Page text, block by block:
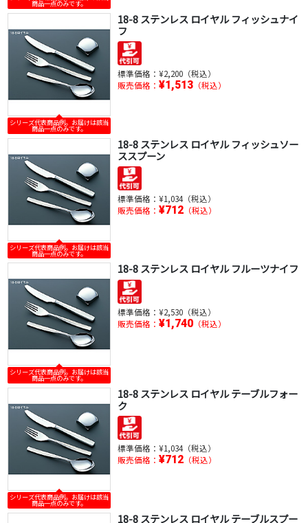
商品一点のみです。
シリーズ代表商品例。お届けは該当
商品一点のみです。
18-8 ステンレス ロイヤル フィッシュナイ
フ
標準価格： ¥2,200（税込）
販売価格： ¥1,513（税込）
シリーズ代表商品例。お届けは該当
商品一点のみです。
18-8 ステンレス ロイヤル フィッシュソー
ススプーン
標準価格： ¥1,034（税込）
販売価格： ¥712（税込）
シリーズ代表商品例。お届けは該当
商品一点のみです。
18-8 ステンレス ロイヤル フルーツナイフ
標準価格： ¥2,530（税込）
販売価格： ¥1,740（税込）
シリーズ代表商品例。お届けは該当
商品一点のみです。
18-8 ステンレス ロイヤル テーブルフォー
ク
標準価格： ¥1,034（税込）
販売価格： ¥712（税込）
18-8 ステンレス ロイヤル テーブルスプー